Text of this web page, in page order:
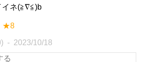
イネ(≧∇≦)b
★8
2023/10/18